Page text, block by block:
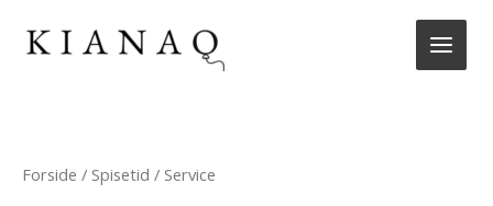
Forside / Spisetid / Service